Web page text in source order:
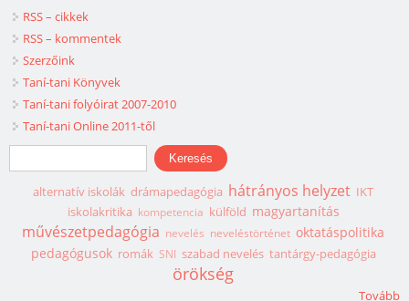
RSS – cikkek
RSS – kommentek
Szerzőink
Taní-tani Könyvek
Taní-tani folyóirat 2007-2010
Taní-tani Online 2011-től
Keresés űrlap
Keresés
alternatív iskolák drámapedagógia hátrányos helyzet IKT
iskolakritika kompetencia külföld magyartanítás
művészetpedagógia nevelés neveléstörténet oktatáspolitika
pedagógusok romák SNI szabad nevelés tantárgy-pedagógia
örökség
Tovább